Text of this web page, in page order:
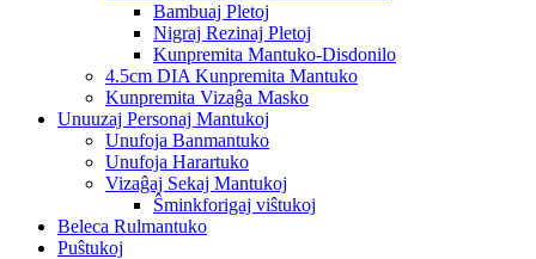
Bambuaj Pletoj
Nigraj Rezinaj Pletoj
Kunpremita Mantuko-Disdonilo
4.5cm DIA Kunpremita Mantuko
Kunpremita Vizaĝa Masko
Unuuzaj Personaj Mantukoj
Unufoja Banmantuko
Unufoja Harartuko
Vizaĝaj Sekaj Mantukoj
Ŝminkforigaj viŝtukoj
Beleca Rulmantuko
Puŝtukoj